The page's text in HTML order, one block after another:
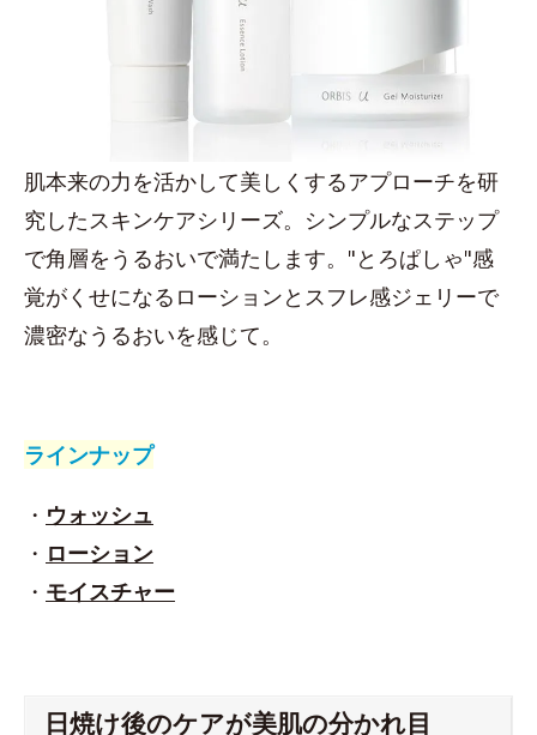
肌本来の力を活かして美しくするアプローチを研
究したスキンケアシリーズ。シンプルなステップ
で角層をうるおいで満たします。"とろぱしゃ"感
覚がくせになるローションとスフレ感ジェリーで
濃密なうるおいを感じて。
ラインナップ
・ ウォッシュ
・ ローション
・ モイスチャー
日焼け後のケアが美肌の分かれ目